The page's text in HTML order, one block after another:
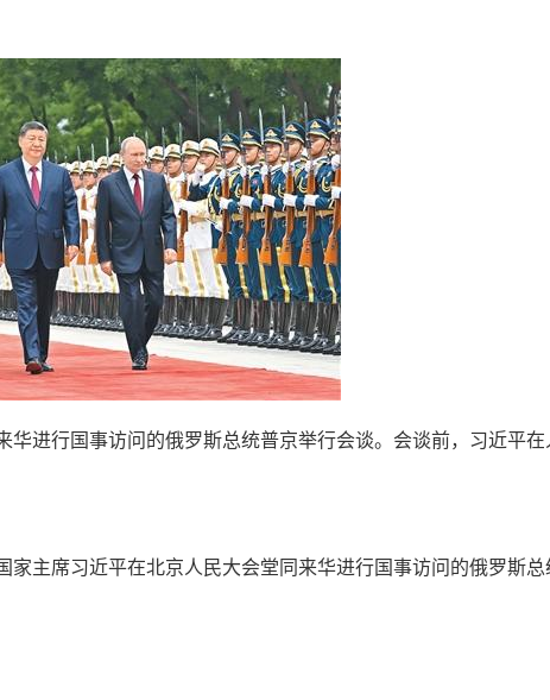
行国事访问的俄罗斯总统普京举行会谈。会谈前，习近平在
主席习近平在北京人民大会堂同来华进行国事访问的俄罗斯总